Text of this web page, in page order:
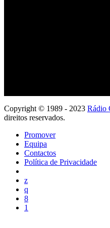
Copyright © 1989 - 2023 Rádio
direitos reservados.
Promover
Equipa
Contactos
Política de Privacidade